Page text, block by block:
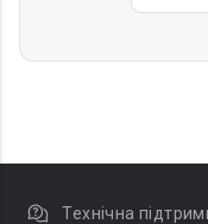
Технічна